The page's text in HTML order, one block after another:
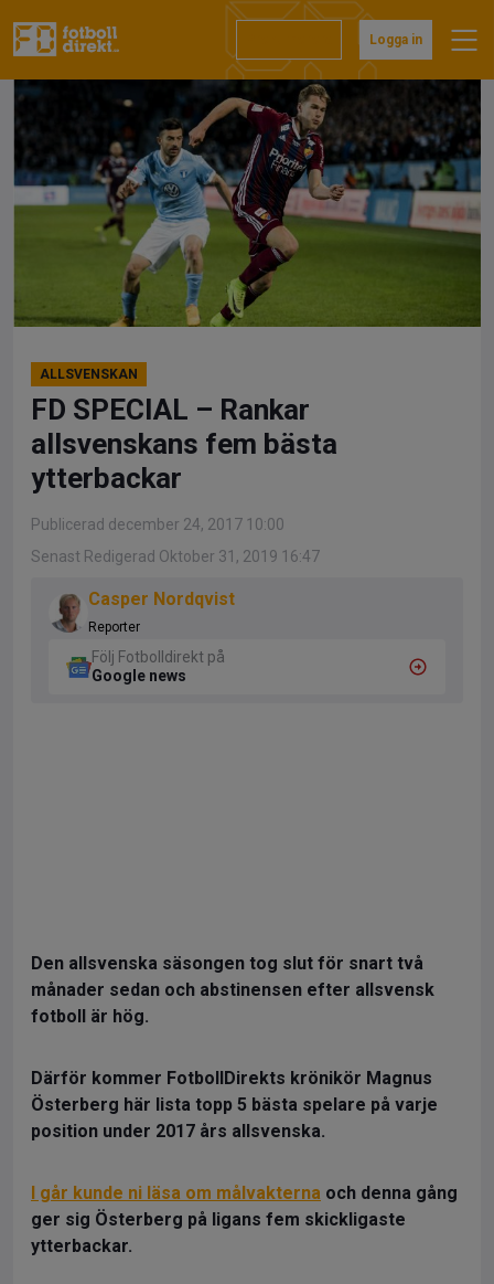
till
Logga in
ALLSVENSKAN
FD SPECIAL – Rankar
allsvenskans fem bästa
ytterbackar
Publicerad december 24, 2017 10:00
Senast Redigerad Oktober 31, 2019 16:47
Casper Nordqvist
Reporter
Följ Fotbolldirekt på
Google news
Den allsvenska säsongen tog slut för snart två
månader sedan och abstinensen efter allsvensk
fotboll är hög.
Därför kommer FotbollDirekts krönikör Magnus
Österberg här lista topp 5 bästa spelare på varje
position under 2017 års allsvenska.
I går kunde ni läsa om målvakterna och denna gång
ger sig Österberg på ligans fem skickligaste
ytterbackar.